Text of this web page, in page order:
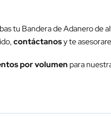
tu Bandera de Adanero de
contáctanosy te
por volumen para